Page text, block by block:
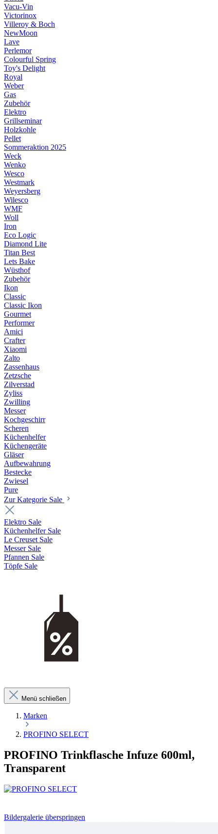
Vacu-Vin
Victorinox
Villeroy & Boch
NewMoon
Lave
Perlemor
Colourful Spring
Toy's Delight
Royal
Weber
Gas
Zubehör
Elektro
Grillseminar
Holzkohle
Pellet
Sommeraktion 2025
Weck
Wenko
Wesco
Westmark
Weyersberg
Wilesco
WMF
Woll
Iron
Eco Logic
Diamond Lite
Titan Best
Lets Bake
Wüsthof
Zubehör
Ikon
Classic
Classic Ikon
Gourmet
Performer
Amici
Crafter
Xiaomi
Zalto
Zassenhaus
Zetzsche
Zilverstad
Zyliss
Zwilling
Messer
Kochgeschirr
Scheren
Küchenhelfer
Küchengeräte
Gläser
Aufbewahrung
Bestecke
Zwiesel
Pure
Zur Kategorie Sale
Elektro Sale
Küchenhelfer Sale
Le Creuset Sale
Messer Sale
Pfannen Sale
Töpfe Sale
Menü schließen
Marken
PROFINO SELECT
PROFINO Trinkflasche Infuze 600ml,
Transparent
Bildergalerie überspringen